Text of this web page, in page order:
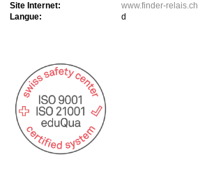
Organisation
Membres
Statuts USAT
Postes ouvertes
Formation
Site Internet:
www.finder-relais.ch
Langue:
d